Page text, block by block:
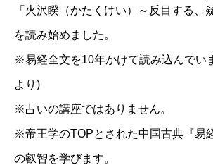
「火沢睽（かたくけい）～反目する、
を読み始めました。
※易経全文を10年かけて読み込んでい
より)
※占いの講座ではありません。
※帝王学のTOPとされた中国古典『易
の叡智を学びます。